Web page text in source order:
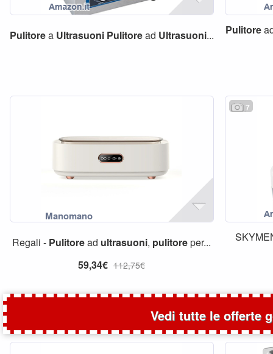
Pulitorea Ultrasuoni Pulitoread Ultrasuoni... Pulitore
Regali - Pulitoread ultrasuoni, pulitoreper...
59,34€ 112,75€
7
Vedi tutte le offerte